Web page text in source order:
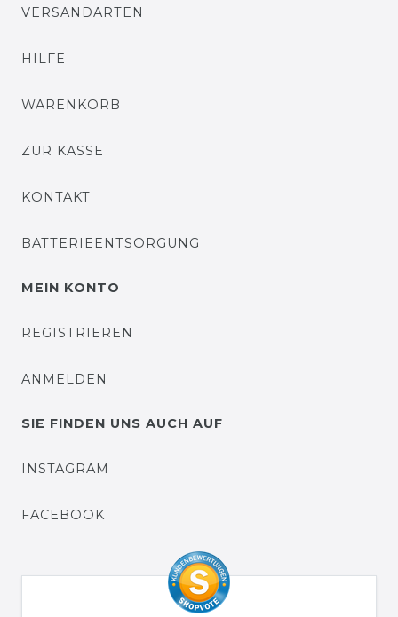
VERSANDARTEN
HILFE
WARENKORB
ZUR KASSE
KONTAKT
BATTERIEENTSORGUNG
MEIN KONTO
REGISTRIEREN
ANMELDEN
SIE FINDEN UNS AUCH AUF
INSTAGRAM
FACEBOOK